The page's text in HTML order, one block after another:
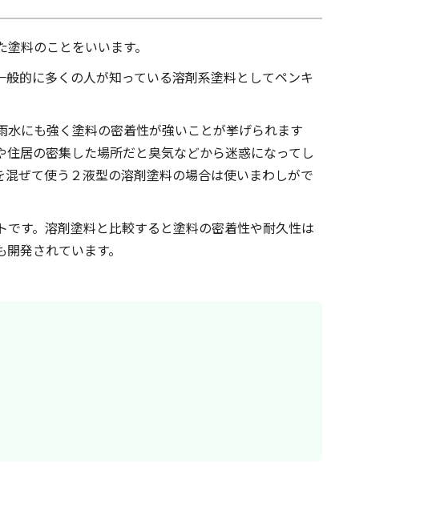
料のことをいいます。
的に多くの人が知っている溶剤系塗料としてペンキ
にも強く塗料の密着性が強いことが挙げられます
居の密集した場所だと臭気などから迷惑になってし
ぜて使う２液型の溶剤塗料の場合は使いまわしがで
す。溶剤塗料と比較すると塗料の密着性や耐久性は
発されています。